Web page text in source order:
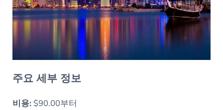
주요 세부 정보
비용:$90.00부터